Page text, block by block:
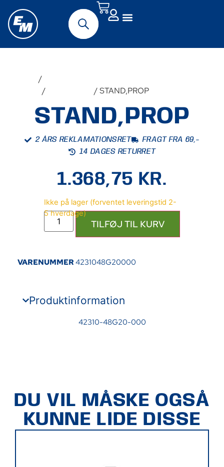
/
/ / STAND,PROP
STAND,PROP
2 ÅRS REKLAMATIONSRET
FRAGT FRA 69,-
14 DAGES RETURRET
1.368,75 KR.
TILFØJ TIL KURV
VARENUMMER 4231048G20000
Produktinformation
42310-48G20-000
DU VIL MÅSKE OGSÅ
KUNNE LIDE DISSE